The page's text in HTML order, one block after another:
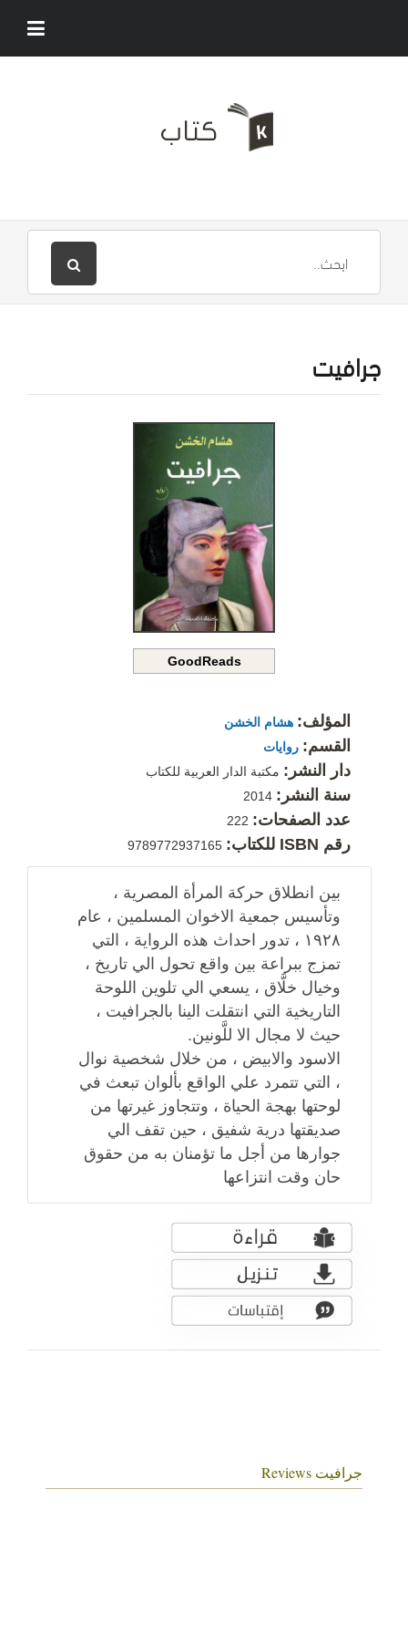
جرافيت
GoodReads
المؤلف: هشام الخشن
القسم: روايات
دار النشر: مكتبة الدار العربية للكتاب
سنة النشر:
عدد الصفحات:
رقم ISBN للكتاب: 9789772937165
بين انطلاق حركة المرأة المصرية ،
وتأسيس جمعية الاخوان المسلمين ، عام
١٩٢٨ ، تدور احداث هذه الرواية ، التي
تمزج ببراعة بين واقع تحول الي تاريخ ،
وخيال خلَّاق ، يسعي الي تلوين اللوحة
التاريخية التي انتقلت الينا بالجرافيت ،
حيث لا مجال الا للَّونين.
الاسود والابيض ، من خلال شخصية نوال
، التي تتمرد علي الواقع بألوان تبعث في
لوحتها بهجة الحياة ، وتتجاوز غيرتها من
صديقتها درية شفيق ، حين تقف الي
جوارها من أجل ما تؤمنان به من حقوق
حان وقت انتزاعها
جرافيت Reviews